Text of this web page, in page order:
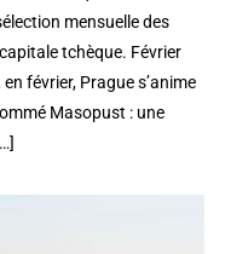
mensuelle des
tchèque. Février
février, Prague s’anime
Masopust : une